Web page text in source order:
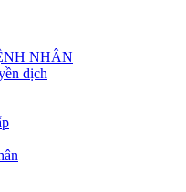
NHÂN
dịch